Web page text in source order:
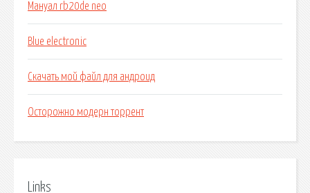
Мануал rb20de neo
Blue electronic
Скачать мой файл для андроид
Осторожно модерн торрент
Links